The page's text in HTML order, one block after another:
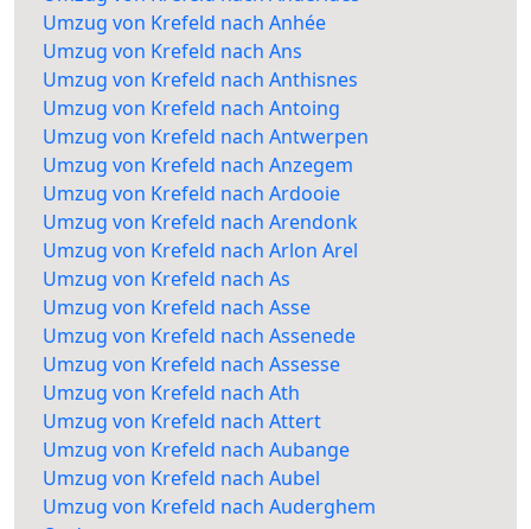
Umzug von Krefeld nach Anhée
Umzug von Krefeld nach Ans
Umzug von Krefeld nach Anthisnes
Umzug von Krefeld nach Antoing
Umzug von Krefeld nach Antwerpen
Umzug von Krefeld nach Anzegem
Umzug von Krefeld nach Ardooie
Umzug von Krefeld nach Arendonk
Umzug von Krefeld nach Arlon Arel
Umzug von Krefeld nach As
Umzug von Krefeld nach Asse
Umzug von Krefeld nach Assenede
Umzug von Krefeld nach Assesse
Umzug von Krefeld nach Ath
Umzug von Krefeld nach Attert
Umzug von Krefeld nach Aubange
Umzug von Krefeld nach Aubel
Umzug von Krefeld nach Auderghem